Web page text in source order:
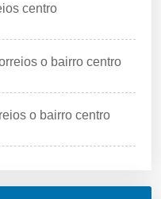
centro
o bairro centro
o bairro centro